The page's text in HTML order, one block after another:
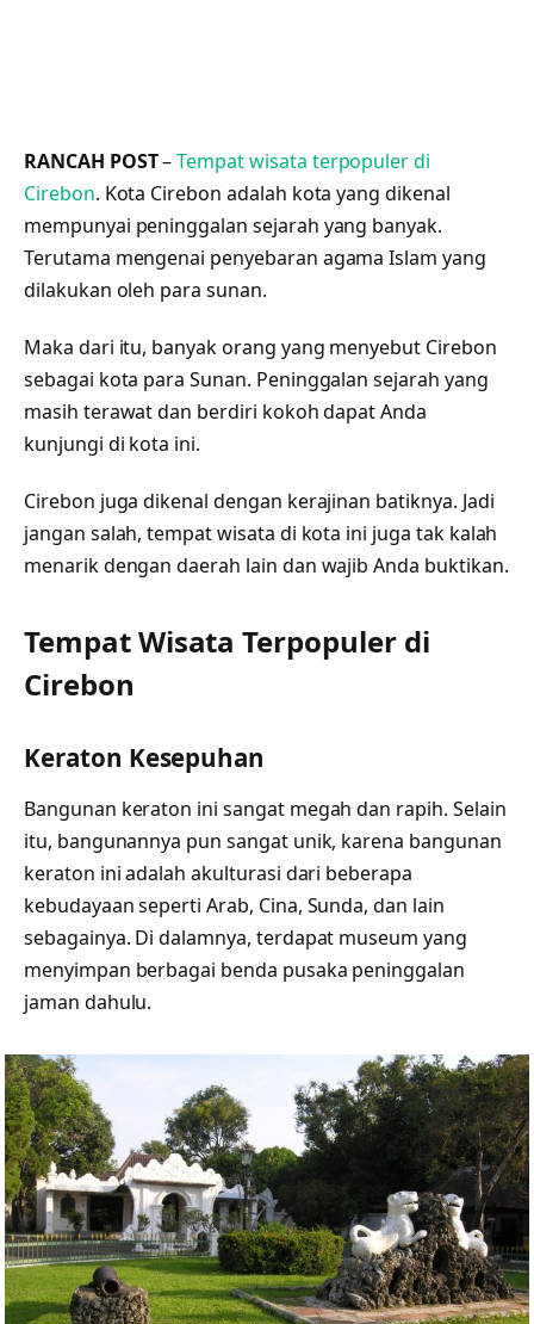
RANCAH POST–Tempat wisata terpopuler di
Cirebon. Kota Cirebon adalah kota yang dikenal
mempunyai peninggalan sejarah yang banyak.
Terutama mengenai penyebaran agama Islam yang
dilakukan oleh para sunan.
Maka dari itu, banyak orang yang menyebut Cirebon
sebagai kota para Sunan. Peninggalan sejarah yang
masih terawat dan berdiri kokoh dapat Anda
kunjungi di kota ini.
Cirebon juga dikenal dengan kerajinan batiknya. Jadi
jangan salah, tempat wisata di kota ini juga tak kalah
menarik dengan daerah lain dan wajib Anda buktikan.
Tempat Wisata Terpopuler di
Cirebon
Keraton Kesepuhan
Bangunan keraton ini sangat megah dan rapih. Selain
itu, bangunannya pun sangat unik, karena bangunan
keraton ini adalah akulturasi dari beberapa
kebudayaan seperti Arab, Cina, Sunda, dan lain
sebagainya. Di dalamnya, terdapat museum yang
menyimpan berbagai benda pusaka peninggalan
jaman dahulu.